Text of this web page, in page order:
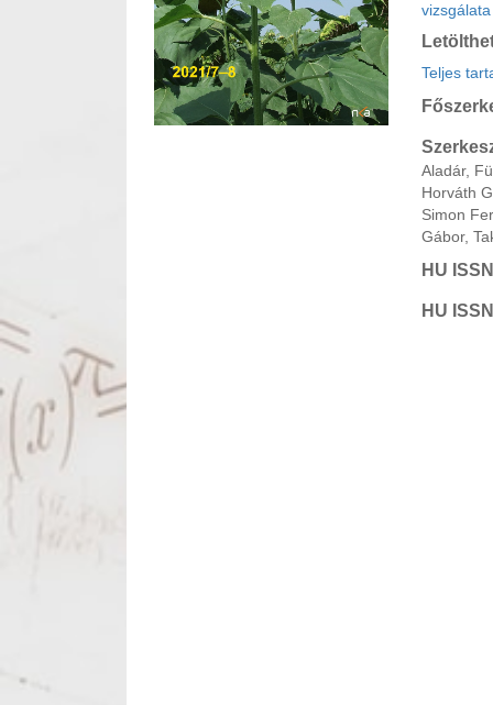
Teljes
Aladár,
Horváth
Simon
Gábor,
HU
HU